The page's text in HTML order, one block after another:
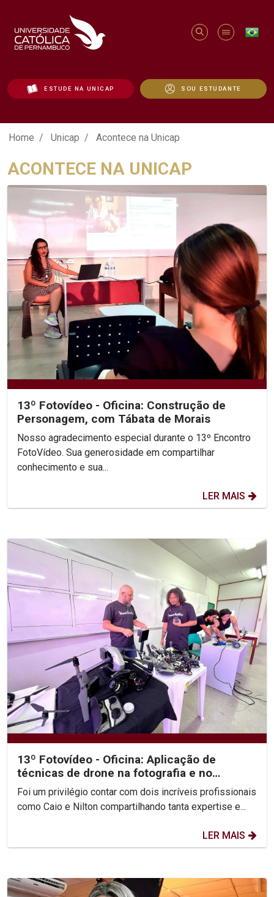
ESTUDE NA UNICAP SOU ESTUDANTE
Acontece na Unicap - Unicap
Home Unicap Acontece na Unicap
ACONTECE NA UNICAP
13º Fotovídeo - Oficina: Construção de
Personagem, com Tábata de Morais
Nosso agradecimento especial durante o 13º Encontro
FotoVídeo. Sua generosidade em compartilhar
conhecimento e sua...
LER MAIS
13º Fotovídeo - Oficina: Aplicação de
técnicas de drone na fotografia e no
audiovisual, com Caio...
Foi um privilégio contar com dois incríveis profissionais
como Caio e Nilton compartilhando tanta expertise e...
LER MAIS